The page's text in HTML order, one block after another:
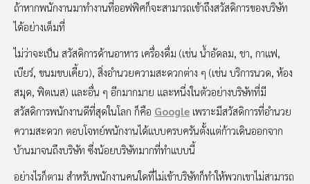
ถ้าหากพนักงานมาทำงานที่ออฟฟิศก็จะสามารถเข้าถึงสวัสดิการของบริษัท
ได้อย่างเต็มที่
ไม่ว่าจะเป็น สวัสดิการด้านอาหาร เครื่องดื่ม (เช่น น้ำอัดลม, ชา, กาแฟ,
เบียร์, ขนมขบเคี้ยว), สิ่งอำนวยความสะดวกต่าง ๆ (เช่น บริการนวด, ห้อง
สมุด, ฟิตเนส) และอื่น ๆ อีกมากมาย และหนึ่งในตัวอย่างบริษัทที่มี
สวัสดิการพนักงานดีที่สุดในโลก ก็คือ Google เพราะมีสวัสดิการที่อำนวย
ความสะดวก ตอบโจทย์พนักงานได้แบบครบครันตั้งแต่ก้าวเดินออกจาก
บ้านมาจนถึงบริษัท ซึ่งน้อยบริษัทมากที่ทำแบบนี้
อย่างไรก็ตาม สำหรับพนักงานคนใดที่ไม่เข้าบริษัทก็ทำให้พวกเขาไม่สามารถ